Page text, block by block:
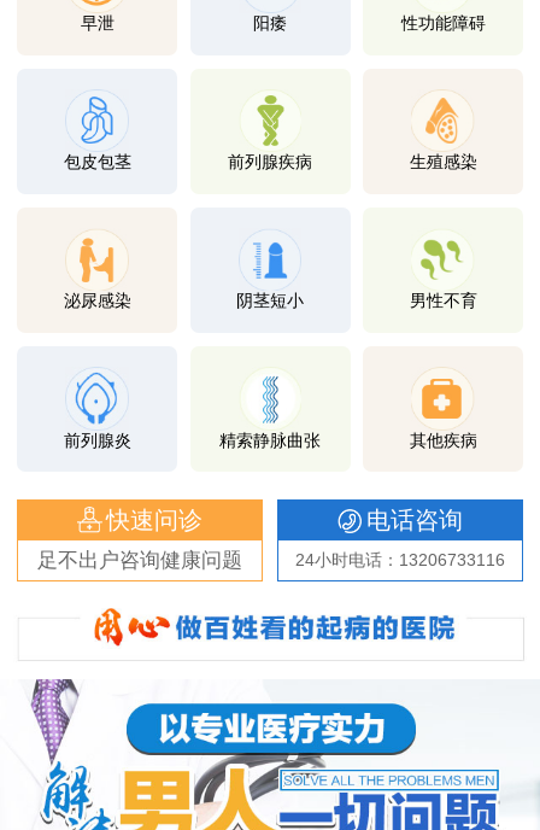
早泄 阳痿 性功能障碍
包皮包茎 前列腺疾病 生殖感染
泌尿感染 阴茎短小 男性不育
前列腺炎 精索静脉曲张 其他疾病
快速问诊
足不出户咨询健康问题
电话咨询
24小时电话：13206733116